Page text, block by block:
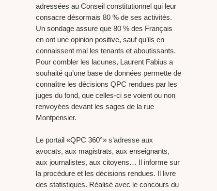
adressées au Conseil constitutionnel qui leur
consacre désormais 80 % de ses activités.
Un sondage assure que 80 % des Français
en ont une opinion positive, sauf qu’ils en
connaissent mal les tenants et aboutissants.
Pour combler les lacunes, Laurent Fabius a
souhaité qu’une base de données permette de
connaître les décisions QPC rendues par les
juges du fond, que celles-ci se voient ou non
renvoyées devant les sages de la rue
Montpensier.
Le portail «QPC 360°» s’adresse aux
avocats, aux magistrats, aux enseignants,
aux journalistes, aux citoyens… Il informe sur
la procédure et les décisions rendues. Il livre
des statistiques. Réalisé avec le concours du